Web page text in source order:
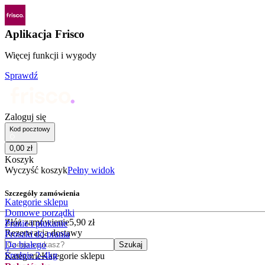
Aplikacja Frisco
Więcej funkcji i wygody
Sprawdź
Zaloguj się
Kod pocztowy
0,00 zł
Koszyk
Wyczyść koszykPełny widok
Szczegóły zamówienia
Złóż zamówienie5,90 zł
Rezerwacja dostawy
Czego szukasz?
Szukaj
KategorieKategorie sklepu
Kategorie sklepu
Domowe porządki
Pranie i płukanie
Proszki do prania
Do białego
Średnie 2-4kg